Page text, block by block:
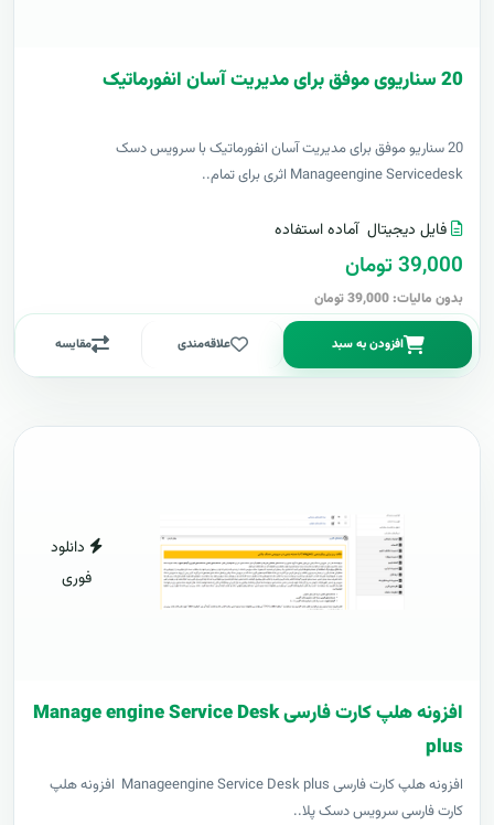
20 سناریوی موفق برای مدیریت آسان انفورماتیک
20 سناریو موفق برای مدیریت آسان انفورماتیک با سرویس دسک
Manageengine Servicedesk اثری برای تمام..
فایل دیجیتال آماده استفاده
39,000 تومان
بدون مالیات: 39,000 تومان
افزودن به سبد علاقه‌مندی مقایسه
دانلود
فوری
افزونه هلپ کارت فارسی Manage engine Service Desk
plus
افزونه هلپ کارت فارسی Manageengine Service Desk plus افزونه هلپ
کارت فارسی سرویس دسک پلا..